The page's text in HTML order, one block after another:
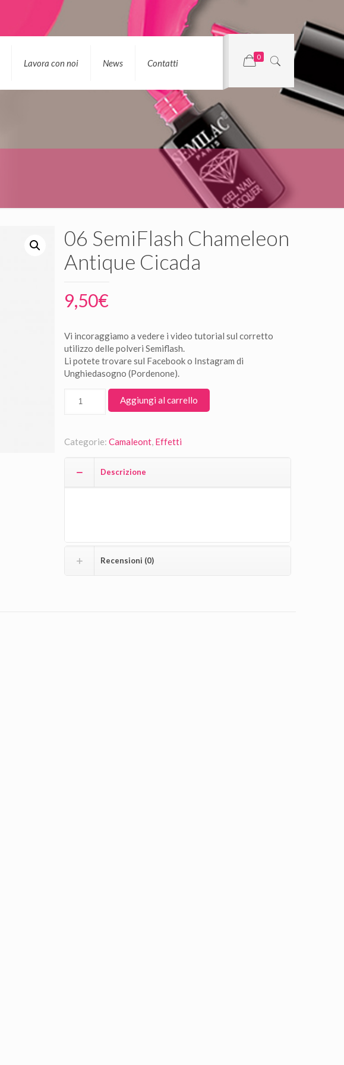
Lavora con noi News Contatti
0
06 SemiFlash Chameleon
Antique Cicada
9,50€
Vi incoraggiamo a vedere i video tutorial sul corretto
utilizzo delle polveri Semiflash.
Li potete trovare sul Facebook o Instagram di
Unghiedasogno (Pordenone).
Aggiungi al carrello
Categorie: Camaleont, Effetti
Descrizione
Recensioni (0)